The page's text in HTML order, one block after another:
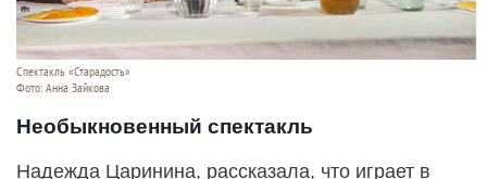
Спектакль «Старадость»
Фото: Анна Зайкова
Необыкновенный спектакль
Надежда Царинина, рассказала, что играет в